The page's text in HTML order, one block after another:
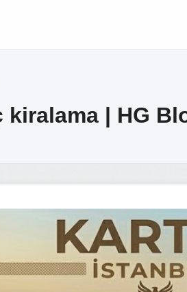
| HG